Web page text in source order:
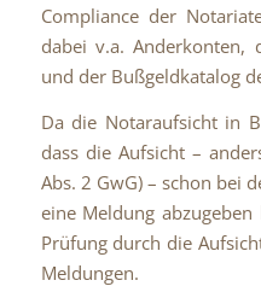
Compliance der
dabei v.a. Anderkonten,
und der Bußgeldkatalog
Da die Notaraufsicht in
dass die Aufsicht –
Abs. 2 GwG) – schon bei
eine Meldung
Prüfung durch die
Meldungen.